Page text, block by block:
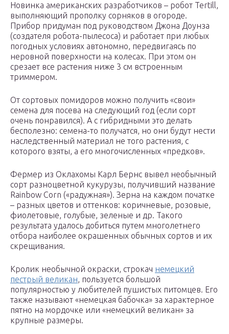
Новинка американских разработчиков – робот Tertill,
выполняющий прополку сорняков в огороде.
Прибор придуман под руководством Джона Доунза
(создателя робота-пылесоса) и работает при любых
погодных условиях автономно, передвигаясь по
неровной поверхности на колесах. При этом он
срезает все растения ниже 3 см встроенным
триммером.
От сортовых помидоров можно получить «свои»
семена для посева на следующий год (если сорт
очень понравился). А с гибридными это делать
бесполезно: семена-то получатся, но они будут нести
наследственный материал не того растения, с
которого взяты, а его многочисленных «предков».
Фермер из Оклахомы Карл Бернс вывел необычный
сорт разноцветной кукурузы, получивший название
Rainbow Corn («радужная»). Зерна на каждом початке
– разных цветов и оттенков: коричневые, розовые,
фиолетовые, голубые, зеленые и др. Такого
результата удалось добиться путем многолетнего
отбора наиболее окрашенных обычных сортов и их
скрещивания.
Кролик необычной окраски, строкач немецкий
пестрый великан, пользуется большой
популярностью у любителей пушистых питомцев. Его
также называют «немецкая бабочка» за характерное
пятно на мордочке или «немецкий великан» за
крупные размеры.